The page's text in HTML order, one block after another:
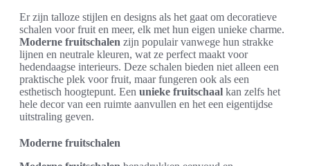
Er zijn talloze stijlen en designs als het gaat om decoratieve
schalen voor fruit en meer, elk met hun eigen unieke charme.
Moderne fruitschalen zijn populair vanwege hun strakke
lijnen en neutrale kleuren, wat ze perfect maakt voor
hedendaagse interieurs. Deze schalen bieden niet alleen een
praktische plek voor fruit, maar fungeren ook als een
esthetisch hoogtepunt. Een unieke fruitschaal kan zelfs het
hele decor van een ruimte aanvullen en het een eigentijdse
uitstraling geven.
Moderne fruitschalen